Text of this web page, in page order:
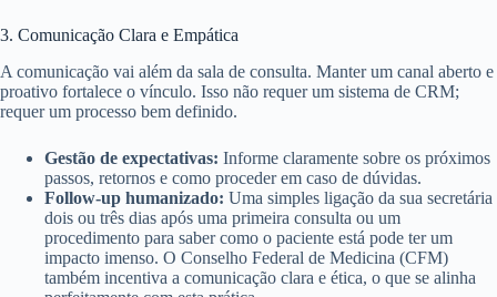
3. Comunicação Clara e Empática
A comunicação vai além da sala de consulta. Manter um canal aberto e
proativo fortalece o vínculo. Isso não requer um sistema de CRM;
requer um processo bem definido.
Gestão de expectativas: Informe claramente sobre os próximos
passos, retornos e como proceder em caso de dúvidas.
Follow-up humanizado: Uma simples ligação da sua secretária
dois ou três dias após uma primeira consulta ou um
procedimento para saber como o paciente está pode ter um
impacto imenso. O Conselho Federal de Medicina (CFM)
também incentiva a comunicação clara e ética, o que se alinha